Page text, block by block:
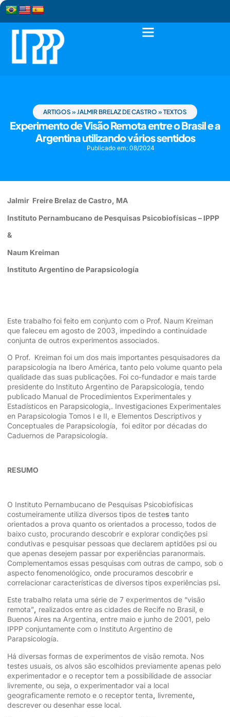
ARTIGOS » JALMIR BRELAZ DE CASTRO » TEXTOS
Experimento de Visão Remota entre o Brasil e a
Argentina utilizando vários sentidos
Publicado em: 08/2024
Jalmir Freire Brelaz de Castro, MA
Instituto Pernambucano de Pesquisas Psicobiofísicas – IPPP
&
Naum Kreiman
Instituto Argentino de Parapsicología
Este trabalho foi feito em conjunto com o Prof. Naum Kreiman
que faleceu em agosto de 2003, impedindo a continuidade
conjunta de outros experimentos associados.
O Prof. Kreiman foi um dos mais importantes pesquisadores da
parapsicologia na Ibero América, tanto pelo volume quanto pela
qualidade das suas publicações. Foi co-fundador e mais tarde
presidente do Instituto Argentino de Parapsicología, tendo
publicado Manual de Procedimientos Experimentales y
Estadísticos en Parapsicologia,. Investigaciones Experimentales
en Parapsicologia Tomos I e II, e Elementos Descriptivos y
Conceptuales de Parapsicología, foi editor por décadas do
Caduernos de Parapsicología.
RESUMO
O Instituto Pernambucano de Pesquisas Psicobiofísicas
costumeiramente utiliza diversos tipos de testes tanto
orientados a prova quanto os orientados a processo, todos de
baixo custo, procurando descobrir e explorar condições psi
condutivas e pesquisar pessoas que declarem aptidões psi ou
que apenas desejem passar por experiências paranormais.
Complementamos essas pesquisas com outras de campo, sob o
aspecto fenomenológico, onde procuramos descobrir e
correlacionar características de diversos tipos experiências psi.
Este trabalho relata uma série de 7 experimentos de “visão
remota”, realizados entre as cidades de Recife no Brasil, e
Buenos Aires na Argentina, entre maio e junho de 2001, pelo
IPPP conjuntamente com o Instituto Argentino de
Parapsicología.
Há diversas formas de experimentos de visão remota. Nos
testes usuais, os alvos são escolhidos previamente apenas pelo
experimentador e o receptor tem a possibilidade de associar
livremente, ou seja, o experimentador vai a local
geograficamente remoto e o receptor tenta, livremente,
descrever ou desenhar esse local.